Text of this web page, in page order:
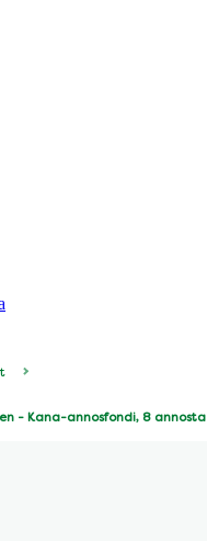
- Kana-annosfondi, 8 annosta